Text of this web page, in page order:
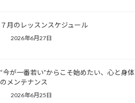
７月のレッスンスケジュール
2026年6月27日
“今が一番若い”からこそ始めたい、心と身体
のメンテナンス
2026年6月25日